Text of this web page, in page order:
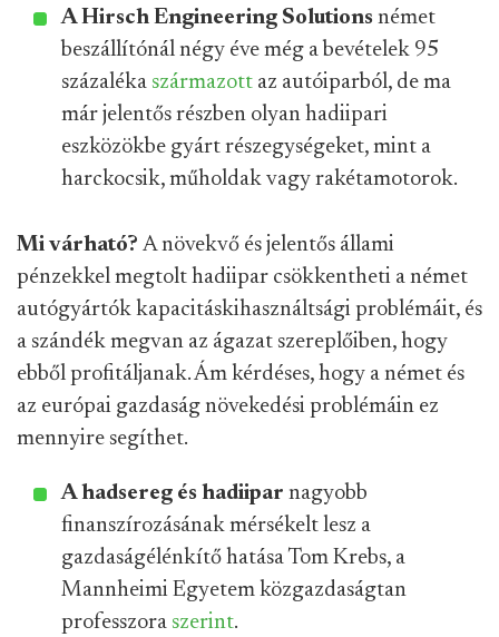
A Hirsch Engineering Solutions német
beszállítónál négy éve még a bevételek 95
százaléka származott az autóiparból, de ma
már jelentős részben olyan hadiipari
eszközökbe gyárt részegységeket, mint a
harckocsik, műholdak vagy rakétamotorok.
Mi várható? A növekvő és jelentős állami
pénzekkel megtolt hadiipar csökkentheti a német
autógyártók kapacitáskihasználtsági problémáit, és
a szándék megvan az ágazat szereplőiben, hogy
ebből profitáljanak. Ám kérdéses, hogy a német és
az európai gazdaság növekedési problémáin ez
mennyire segíthet.
A hadsereg és hadiipar nagyobb
finanszírozásának mérsékelt lesz a
gazdaságélénkítő hatása Tom Krebs, a
Mannheimi Egyetem közgazdaságtan
professzora szerint.